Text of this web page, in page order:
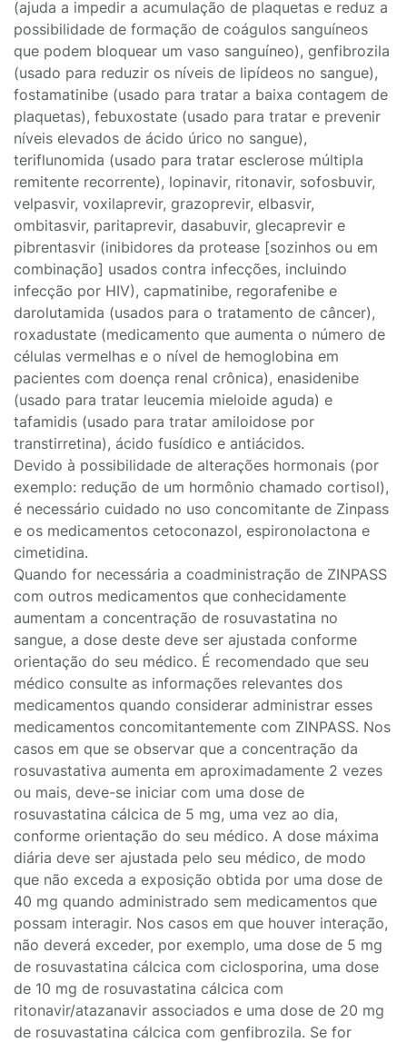
(ajuda a impedir a acumulação de plaquetas e reduz a
possibilidade de formação de coágulos sanguíneos
que podem bloquear um vaso sanguíneo), genfibrozila
(usado para reduzir os níveis de lipídeos no sangue),
fostamatinibe (usado para tratar a baixa contagem de
plaquetas), febuxostate (usado para tratar e prevenir
níveis elevados de ácido úrico no sangue),
teriflunomida (usado para tratar esclerose múltipla
remitente recorrente), lopinavir, ritonavir, sofosbuvir,
velpasvir, voxilaprevir, grazoprevir, elbasvir,
ombitasvir, paritaprevir, dasabuvir, glecaprevir e
pibrentasvir (inibidores da protease [sozinhos ou em
combinação] usados contra infecções, incluindo
infecção por HIV), capmatinibe, regorafenibe e
darolutamida (usados para o tratamento de câncer),
roxadustate (medicamento que aumenta o número de
células vermelhas e o nível de hemoglobina em
pacientes com doença renal crônica), enasidenibe
(usado para tratar leucemia mieloide aguda) e
tafamidis (usado para tratar amiloidose por
transtirretina), ácido fusídico e antiácidos.
Devido à possibilidade de alterações hormonais (por
exemplo: redução de um hormônio chamado cortisol),
é necessário cuidado no uso concomitante de Zinpass
e os medicamentos cetoconazol, espironolactona e
cimetidina.
Quando for necessária a coadministração de ZINPASS
com outros medicamentos que conhecidamente
aumentam a concentração de rosuvastatina no
sangue, a dose deste deve ser ajustada conforme
orientação do seu médico. É recomendado que seu
médico consulte as informações relevantes dos
medicamentos quando considerar administrar esses
medicamentos concomitantemente com ZINPASS. Nos
casos em que se observar que a concentração da
rosuvastativa aumenta em aproximadamente 2 vezes
ou mais, deve-se iniciar com uma dose de
rosuvastatina cálcica de 5 mg, uma vez ao dia,
conforme orientação do seu médico. A dose máxima
diária deve ser ajustada pelo seu médico, de modo
que não exceda a exposição obtida por uma dose de
40 mg quando administrado sem medicamentos que
possam interagir. Nos casos em que houver interação,
não deverá exceder, por exemplo, uma dose de 5 mg
de rosuvastatina cálcica com ciclosporina, uma dose
de 10 mg de rosuvastatina cálcica com
ritonavir/atazanavir associados e uma dose de 20 mg
de rosuvastatina cálcica com genfibrozila. Se for